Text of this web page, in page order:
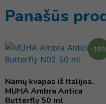
Panašūs
-
Namų kvapas iš Italijos.
MUHA Ambra Antica
Butterfly 50 ml